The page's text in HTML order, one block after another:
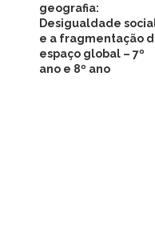
geografia:
Desigualdade
e a fragmentação
espaço global – 7º
ano e 8º ano